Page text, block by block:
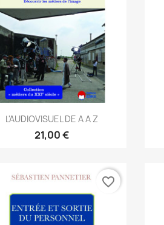
Aperçu rapide
L'AUDIOVISUEL DE A A Z
21,00 €
favorite_border